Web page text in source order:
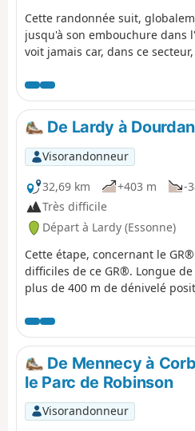
Cette randonnée suit,
jusqu'à son embouchure dans
voit jamais car, dans ce
de Cheptainville de Saint-
champs et les parcours en
de Saint-Vrain, en lisière de
curiosité.
De Lardy à Dourdan
Visorandonneur
32,69 km
+403 m -
Très difficile
Départ à Lardy (Essonne)
Cette étape, concernant le
difficiles de ce GR®. Longue
plus de 400 m de dénivelé
de croiser de magnifiques
Saint-Sulpice, l'Église Saint-
ainsi que le Château de
sont à visiter dans cette ville.
fait en campagne, avec
dans les vallées. Le parcours
nombreux villages, plus ou
De Mennecy à
le Parc de Robinson
Visorandonneur